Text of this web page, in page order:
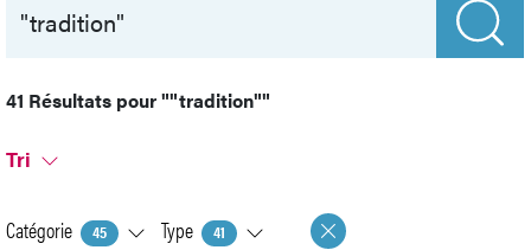
41 Résultats pour""tradition""
Tri
Catégorie 45 Type 41